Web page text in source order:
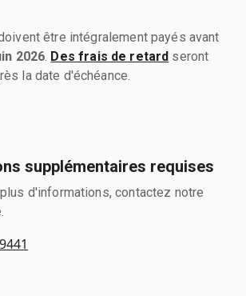
être intégralement payés avant
2026 Des frais de retard seront
la date d'échéance.
supplémentaires requises
d'informations, contactez notre